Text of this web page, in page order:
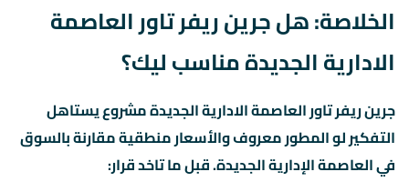
الخلاصة: هل جرين ريفر تاور العاصمة
الادارية الجديدة مناسب ليك؟
جرين ريفر تاور العاصمة الادارية الجديدة مشروع يستاهل
التفكير لو المطور معروف والأسعار منطقية مقارنة بالسوق
في العاصمة الإدارية الجديدة. قبل ما تاخد قرار: